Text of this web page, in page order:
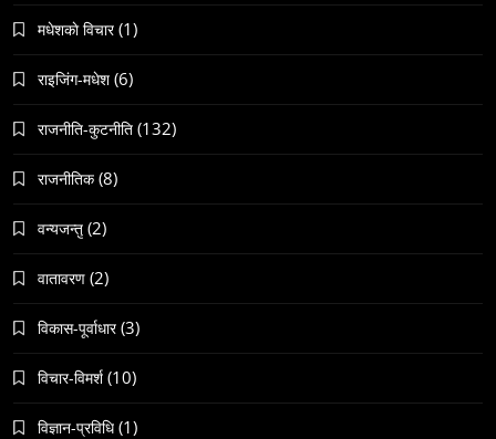
हुम्लामा चैतलो पर्वको रौनक, सांस्कृतिक कार्यक्रम सम्पन्न
काठमाडौँमा चिरोत्थानसँगै होली पर्व शुभारम्भ
मधेशकाे विचार (1)
राइजिंग-मधेश (6)
राजनीति-कुटनीति (132)
राजनीतिक (8)
वन्यजन्तु (2)
वातावरण (2)
विकास-पूर्वाधार (3)
विचार-विमर्श (10)
विज्ञान-प्रविधि (1)